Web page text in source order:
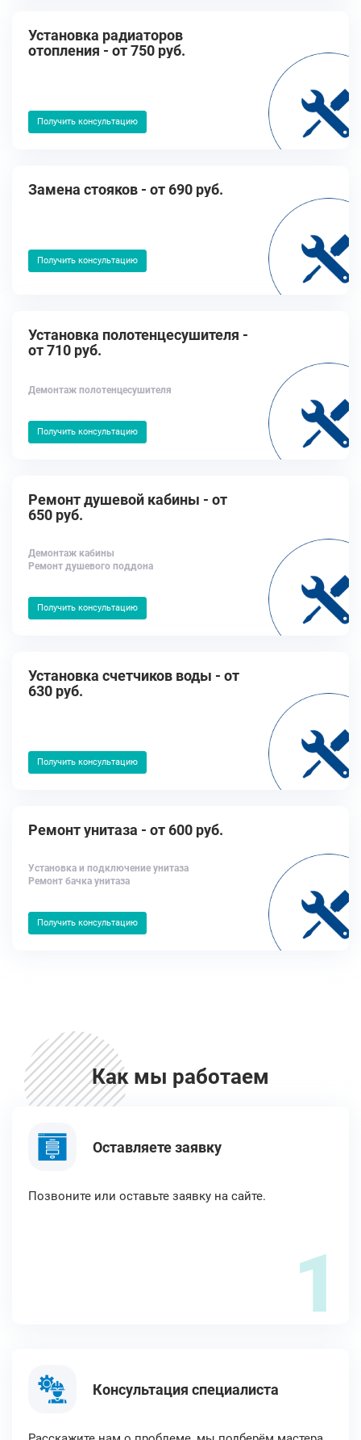
Установка радиаторов
отопления - от 750 руб.
Получить консультацию
Замена стояков - от 690 руб.
Получить консультацию
Установка полотенцесушителя -
от 710 руб.
Демонтаж полотенцесушителя
Получить консультацию
Ремонт душевой кабины - от
650 руб.
Демонтаж кабины
Ремонт душевого поддона
Получить консультацию
Установка счетчиков воды - от
630 руб.
Получить консультацию
Ремонт унитаза - от 600 руб.
Установка и подключение унитаза
Ремонт бачка унитаза
Получить консультацию
Как мы работаем
Оставляете заявку
Позвоните или оставьте заявку на сайте.
1
Консультация специалиста